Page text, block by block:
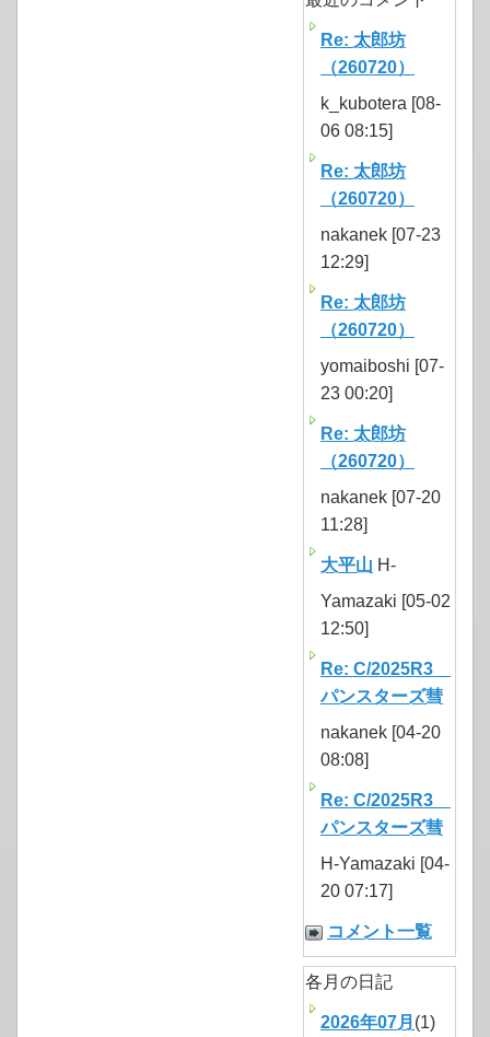
Re: 太郎坊
（260720）
k_kubotera [08-
06 08:15]
Re: 太郎坊
（260720）
nakanek [07-23
12:29]
Re: 太郎坊
（260720）
yomaiboshi [07-
23 00:20]
Re: 太郎坊
（260720）
nakanek [07-20
11:28]
大平山 H-
Yamazaki [05-02
12:50]
Re: C/2025R3
パンスターズ彗
nakanek [04-20
08:08]
Re: C/2025R3
パンスターズ彗
H-Yamazaki [04-
20 07:17]
コメント一覧
各月の日記
2026年07月 (1)